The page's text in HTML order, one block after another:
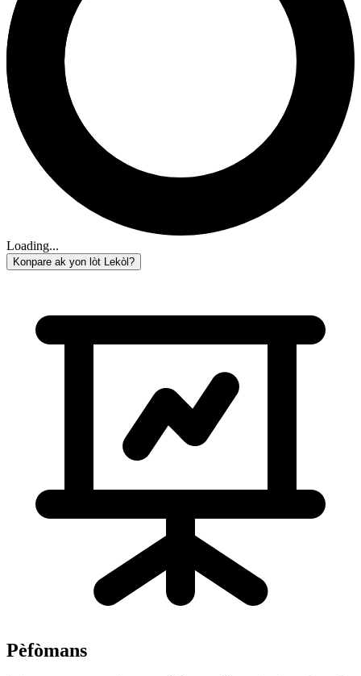
Loading...
Konpare ak yon lòt Lekòl?
Pèfòmans